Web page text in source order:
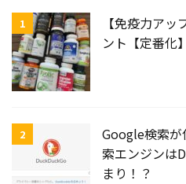
1
【免疫力ア
ント【定番化】
2
Google検索が
索エンジンは
まり！？